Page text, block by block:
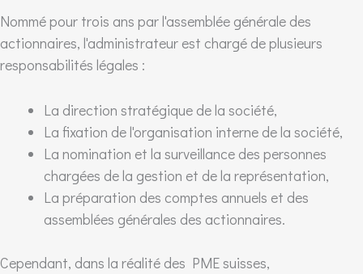
Nommé pour trois ans par l'assemblée générale des
actionnaires, l'administrateur est chargé de plusieurs
responsabilités légales :
La direction stratégique de la société,
La fixation de l'organisation interne de la société,
La nomination et la surveillance des personnes
chargées de la gestion et de la représentation,
La préparation des comptes annuels et des
assemblées générales des actionnaires.
Cependant, dans la réalité des PME suisses,